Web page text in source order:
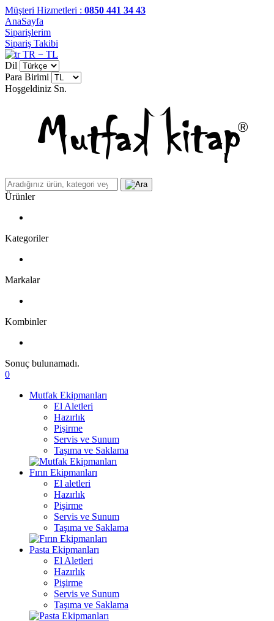
Müşteri Hizmetleri : 0850 441 34 43
AnaSayfa
Siparişlerim
Sipariş Takibi
TR − TL
Dil
Para Birimi
Hoşgeldiniz Sn.
Ürünler
Kategoriler
Markalar
Kombinler
Sonuç bulunamadı.
0
Mutfak Ekipmanları
El Aletleri
Hazırlık
Pişirme
Servis ve Sunum
Taşıma ve Saklama
Fırın Ekipmanları
El aletleri
Hazırlık
Pişirme
Servis ve Sunum
Taşıma ve Saklama
Pasta Ekipmanları
El Aletleri
Hazırlık
Pişirme
Servis ve Sunum
Taşıma ve Saklama